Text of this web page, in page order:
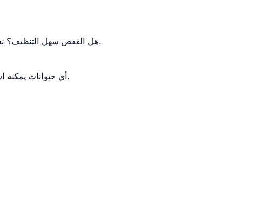
هل القفص سهل التنظيف؟ نعم، فهو يتميز بتصميم مستدير يسهل التنظيف وحافة مائلة على الحد الداخلي لصينية النفايات.
أي حيوانات يمكنه استيعابها؟ يمكنه استيعاب حيوانات أليفة صغيرة وكلاب كبيرة عن طريق إزالة الفاصل المركزي.